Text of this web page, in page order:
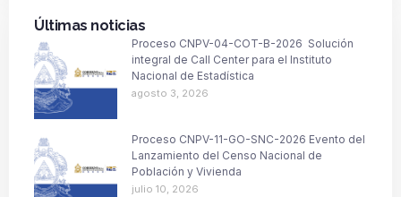
Últimas noticias
Proceso CNPV-04-COT-B-2026 Solución
integral de Call Center para el Instituto
Nacional de Estadística
agosto 3, 2026
Proceso CNPV-11-GO-SNC-2026 Evento del
Lanzamiento del Censo Nacional de
Población y Vivienda
julio 10, 2026